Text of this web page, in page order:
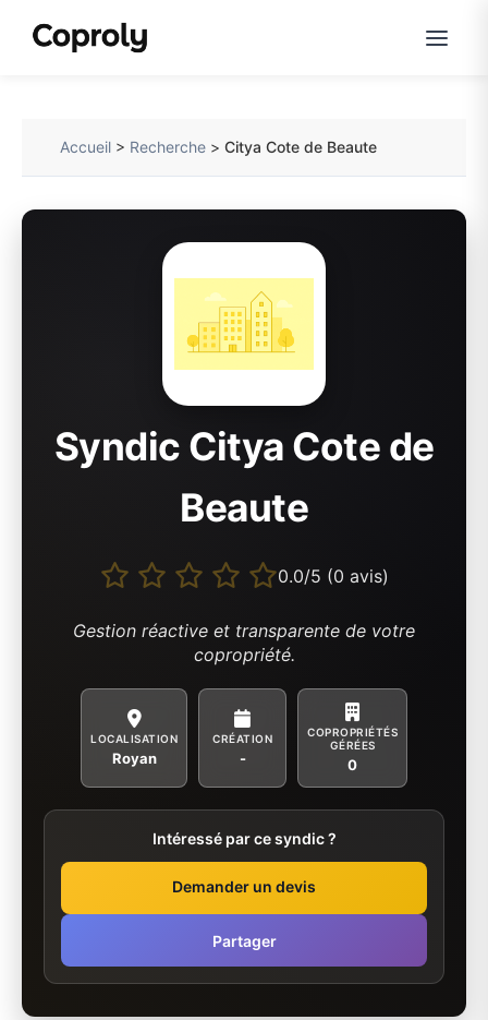
Accueil > Recherche >Citya Cote de Beaute
Syndic Citya Cote de
Beaute
0.0/5 (0 avis)
Gestion réactive et transparente de votre
copropriété.
LOCALISATION
Royan
CRÉATION
-
COPROPRIÉTÉS
GÉRÉES
0
Intéressé par ce syndic ?
Demander un devis
Partager